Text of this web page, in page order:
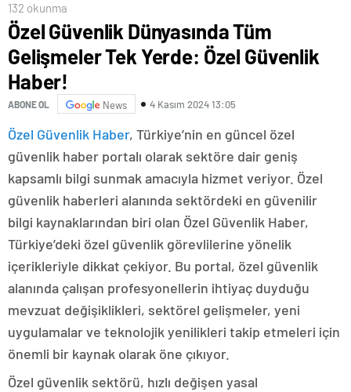
132 okunma
Özel Güvenlik Dünyasında Tüm
Gelişmeler Tek Yerde: Özel Güvenlik
Haber!
ABONE OL News 4 Kasım 2024 13:05
Özel Güvenlik Haber, Türkiye’nin en güncel özel
güvenlik haber portalı olarak sektöre dair geniş
kapsamlı bilgi sunmak amacıyla hizmet veriyor. Özel
güvenlik haberleri alanında sektördeki en güvenilir
bilgi kaynaklarından biri olan Özel Güvenlik Haber,
Türkiye’deki özel güvenlik görevlilerine yönelik
içerikleriyle dikkat çekiyor. Bu portal, özel güvenlik
alanında çalışan profesyonellerin ihtiyaç duyduğu
mevzuat değişiklikleri, sektörel gelişmeler, yeni
uygulamalar ve teknolojik yenilikleri takip etmeleri için
önemli bir kaynak olarak öne çıkıyor.
Özel güvenlik sektörü, hızlı değişen yasal